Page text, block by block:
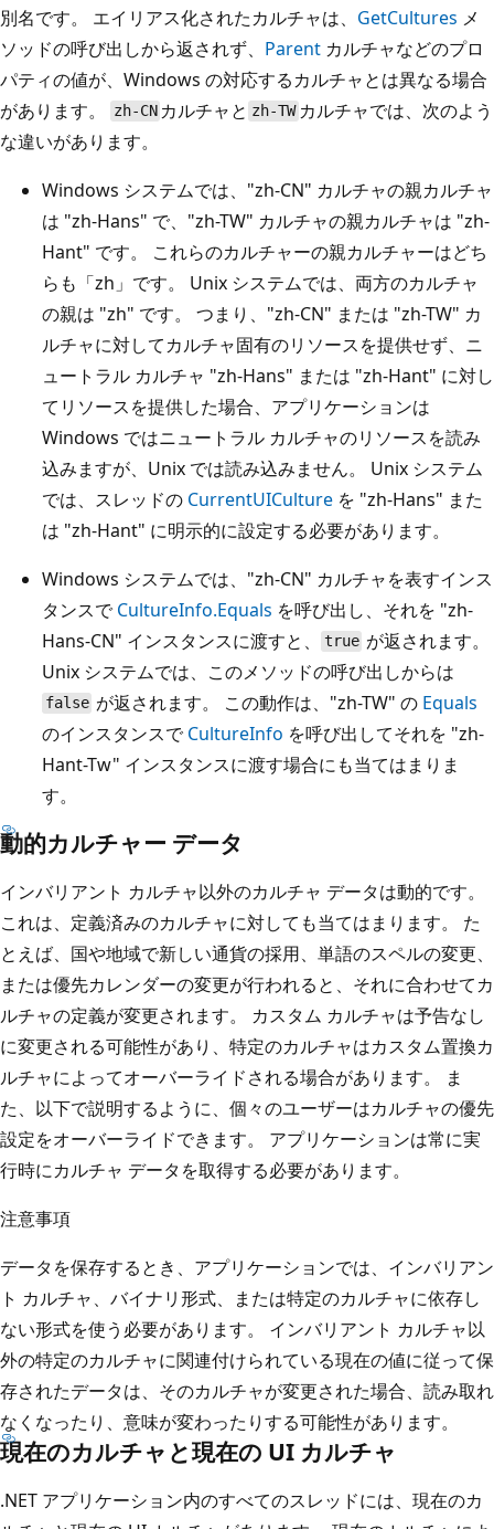
別名です。 エイリアス化されたカルチャは、 GetCultures メ
ソッドの呼び出しから返されず、 Parent カルチャなどのプロ
パティの値が、Windows の対応するカルチャとは異なる場合
があります。
zh-CN カルチャと zh-TWカルチャでは、次のよう
な違いがあります。
Windows システムでは、"zh-CN" カルチャの親カルチャ
は "zh-Hans" で、"zh-TW" カルチャの親カルチャは "zh-
Hant" です。 これらのカルチャーの親カルチャーはどち
らも「zh」です。 Unix システムでは、両方のカルチャ
の親は "zh" です。 つまり、"zh-CN" または "zh-TW" カ
ルチャに対してカルチャ固有のリソースを提供せず、ニ
ュートラル カルチャ "zh-Hans" または "zh-Hant" に対し
てリソースを提供した場合、アプリケーションは
Windows ではニュートラル カルチャのリソースを読み
込みますが、Unix では読み込みません。 Unix システム
では、スレッドの CurrentUICulture を "zh-Hans" また
は "zh-Hant" に明示的に設定する必要があります。
Windows システムでは、"zh-CN" カルチャを表すインス
タンスでCultureInfo.Equals を呼び出し、それを "zh-
Hans-CN" インスタンスに渡すと、
true が返されます。
Unix システムでは、このメソッドの呼び出しからは
false が返されます。 この動作は、"zh-TW" の Equals
のインスタンスでCultureInfo を呼び出してそれを "zh-
Hant-Tw" インスタンスに渡す場合にも当てはまりま
す。
動的カルチャー データ
インバリアント カルチャ以外のカルチャ データは動的です。
これは、定義済みのカルチャに対しても当てはまります。 た
とえば、国や地域で新しい通貨の採用、単語のスペルの変更、
または優先カレンダーの変更が行われると、それに合わせてカ
ルチャの定義が変更されます。 カスタム カルチャは予告なし
に変更される可能性があり、特定のカルチャはカスタム置換カ
ルチャによってオーバーライドされる場合があります。 ま
た、以下で説明するように、個々のユーザーはカルチャの優先
設定をオーバーライドできます。 アプリケーションは常に実
行時にカルチャ データを取得する必要があります。
注意事項
データを保存するとき、アプリケーションでは、インバリアン
ト カルチャ、バイナリ形式、または特定のカルチャに依存し
ない形式を使う必要があります。 インバリアント カルチャ以
外の特定のカルチャに関連付けられている現在の値に従って保
存されたデータは、そのカルチャが変更された場合、読み取れ
なくなったり、意味が変わったりする可能性があります。
現在のカルチャと現在の UI カルチャ
.NET アプリケーション内のすべてのスレッドには、現在のカ